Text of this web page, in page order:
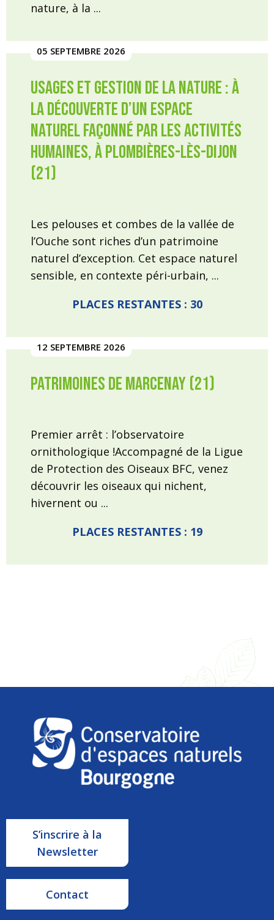
nature, à la ...
05 SEPTEMBRE 2026
Usages et gestion de la nature : à
la découverte d’un espace
naturel façonné par les activités
humaines, à Plombières-lès-Dijon
(21)
Les pelouses et combes de la vallée de
l’Ouche sont riches d’un patrimoine
naturel d’exception. Cet espace naturel
sensible, en contexte péri-urbain, ...
PLACES RESTANTES : 30
12 SEPTEMBRE 2026
Patrimoines de Marcenay (21)
Premier arrêt : l’observatoire
ornithologique !Accompagné de la Ligue
de Protection des Oiseaux BFC, venez
découvrir les oiseaux qui nichent,
hivernent ou ...
PLACES RESTANTES : 19
S’inscrire à la
Newsletter
Contact